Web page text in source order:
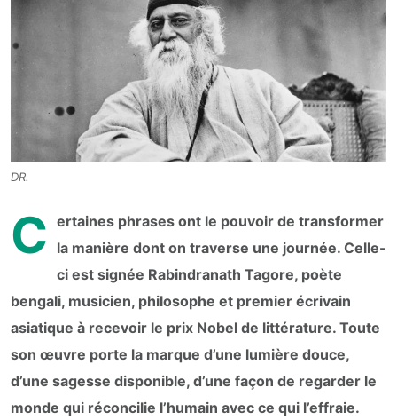
DR.
C ertaines phrases ont le pouvoir de transformer
la manière dont on traverse une journée. Celle-
ci est signée Rabindranath Tagore, poète
bengali, musicien, philosophe et premier écrivain
asiatique à recevoir le prix Nobel de littérature. Toute
son œuvre porte la marque d’une lumière douce,
d’une sagesse disponible, d’une façon de regarder le
monde qui réconcilie l’humain avec ce qui l’effraie.